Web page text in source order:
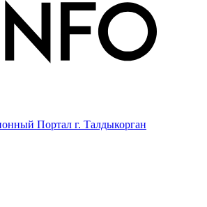
Портал г. Талдыкорган